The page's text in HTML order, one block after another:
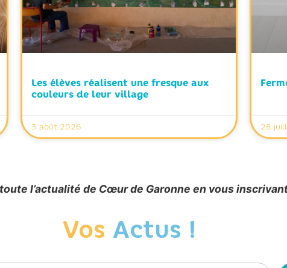
Les élèves réalisent une fresque aux
couleurs de leur village
3 août 2026 28
l’actualité de Cœur de Garonne en vous
Vos Actus !